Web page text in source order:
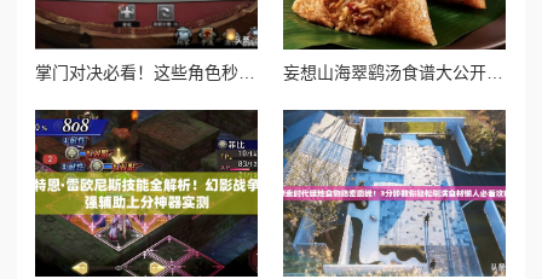
掌门对决必看！这些角色秒变大神轻松碾压全场 妄想山海翠鹞汤食谱大公开！手残党也能轻松做出口感绝绝子的秘方